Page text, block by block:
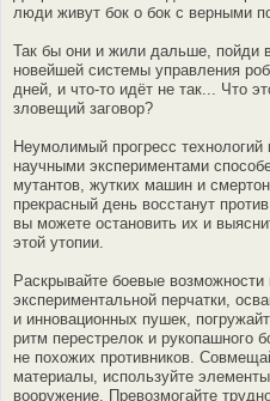
люди живут бок о бок с верными
Так бы они и жили дальше, пойди
новейшей системы управления
дней, и что-то идёт не так... Что
зловещий заговор?
Неумолимый прогресс
научными экспериментами
мутантов, жутких машин и
прекрасный день восстанут
вы можете остановить их и
этой утопии.
Раскрывайте боевые возможности
экспериментальной перчатки,
и инновационных пушек,
ритм перестрелок и рукопашного
не похожих противников.
материалы, используйте
вооружение. Превозмогайте